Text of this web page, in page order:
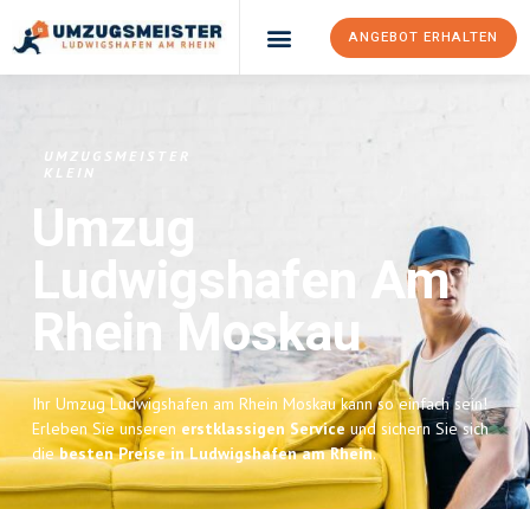
ANGEBOT ERHALTEN
UMZUGSMEISTER
KLEIN
Umzug
Ludwigshafen Am
Rhein Moskau
Ihr Umzug Ludwigshafen am Rhein Moskau kann so einfach sein!
Erleben Sie unseren erstklassigen Serviceund sichern Sie sich
diebesten Preise in Ludwigshafen am Rhein.